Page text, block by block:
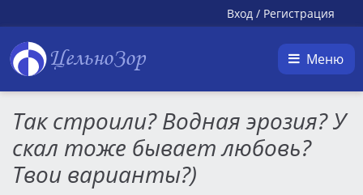
Вход / Регистрация
ЦельноЗор Меню
Так строили? Водная эрозия? У
скал тоже бывает любовь?
Твои варианты?)